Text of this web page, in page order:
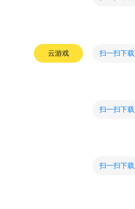
云游戏 扫一扫下载
扫一扫下载
扫一扫下载